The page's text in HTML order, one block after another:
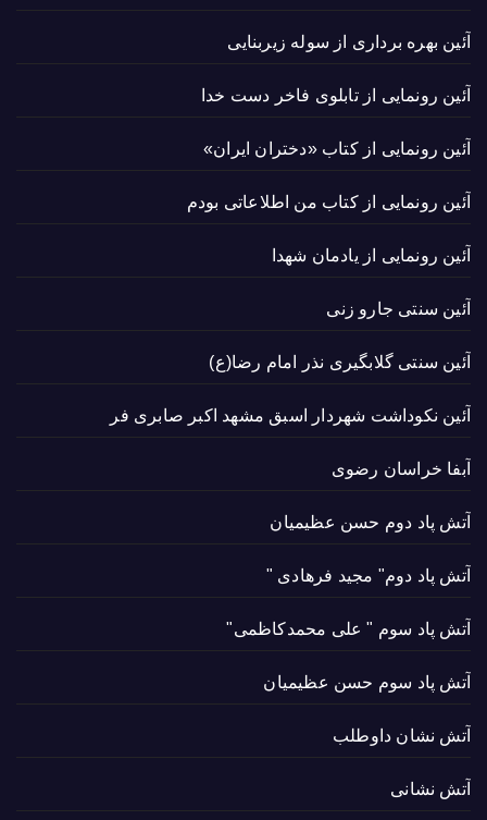
آئین بهره برداری از سوله زیربنایی
آئین رونمایی از تابلوی فاخر دست خدا
آئین رونمایی از کتاب «دختران ایران»
آئین رونمایی از کتاب من اطلاعاتی بودم
آئین رونمایی از یادمان شهدا
آئین سنتی جارو زنی
آئین سنتی گلابگیری نذر امام رضا(ع)
آئین نکوداشت شهردار اسبق مشهد اکبر صابری فر
آبفا خراسان رضوی
آتش پاد دوم حسن عظیمیان
آتش پاد دوم" مجید فرهادی "
آتش پاد سوم " علی محمدکاظمی"
آتش پاد سوم حسن عظیمیان
آتش نشان داوطلب
آتش نشانی